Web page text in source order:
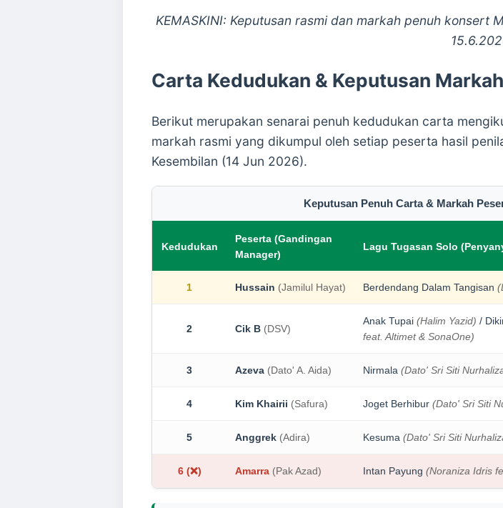
KEMASKINI: Keputusan rasmi dan markah penuh konsert
Carta Kedudukan & Keputusan
Berikut merupakan senarai penuh kedudukan carta
markah rasmi yang dikumpul oleh setiap peserta hasil
Kesembilan (14 Jun 2026).
Keputusan Penuh Carta & Markah
Kedudukan
Peserta (Gandingan
Manager)
Lagu Tugasan Solo
1 Hussain (Jamilul Hayat) Berdendang Dalam Tangisan
2 Cik B (DSV)
Anak Tupai (Halim Yazid) /
feat. Altimet & SonaOne)
3 Azeva (Dato' A. Aida) Nirmala (Dato' Sri Siti
4 Kim Khairii (Safura) Joget Berhibur (Dato' Sri Siti
5 Anggrek (Adira) Kesuma (Dato' Sri Siti
6 (❌) Amarra (Pak Azad) Intan Payung (Noraniza Idris